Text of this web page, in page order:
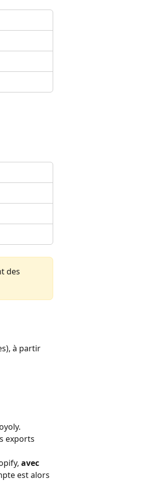
des
à partir
exports
avec
est alors